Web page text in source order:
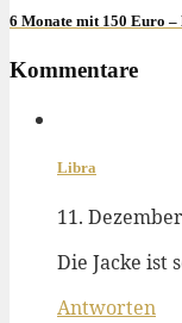
6 Monate mit 150 Euro –
Kommentare
Libra
11.
Die Jacke ist
Antworten